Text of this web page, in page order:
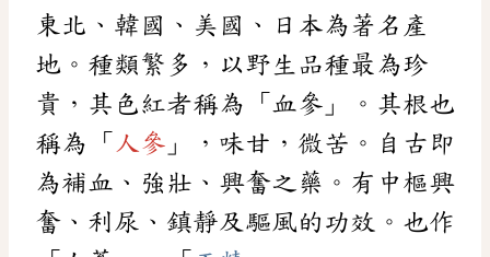
東北、韓國、美國、日本為著名產
地。種類繁多，以野生品種最為珍
貴，其色紅者稱為「血參」。其根也
稱為「 人參 」，味甘，微苦。自古即
為補血、強壯、興奮之藥。有中樞興
奮、利尿、鎮靜及驅風的功效。也作